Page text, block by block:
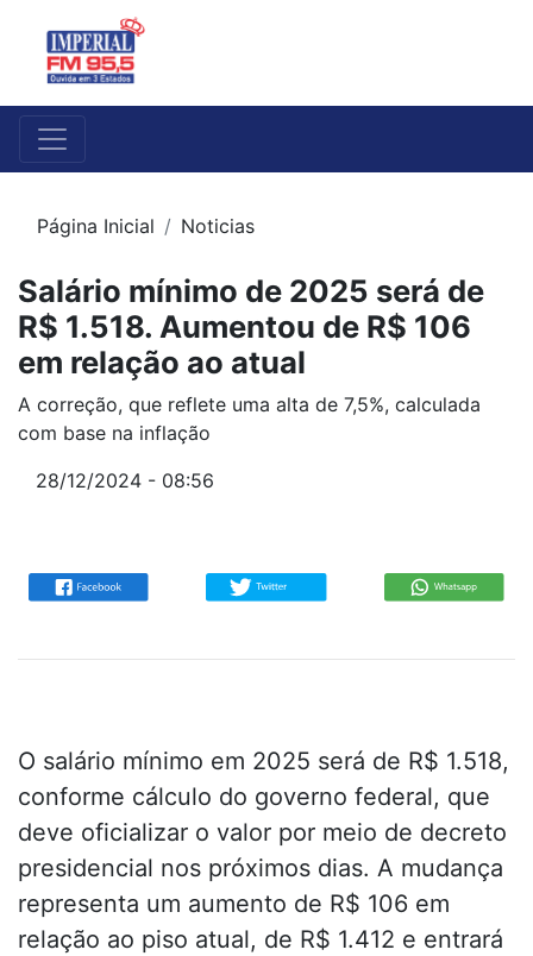
Página Inicial Noticias
Salário mínimo de 2025 será de
R$ 1.518. Aumentou de R$ 106
em relação ao atual
A correção, que reflete uma alta de 7,5%, calculada
com base na inflação
28/12/2024 - 08:56
O salário mínimo em 2025 será de R$ 1.518,
conforme cálculo do governo federal, que
deve oficializar o valor por meio de decreto
presidencial nos próximos dias. A mudança
representa um aumento de R$ 106 em
relação ao piso atual, de R$ 1.412 e entrará